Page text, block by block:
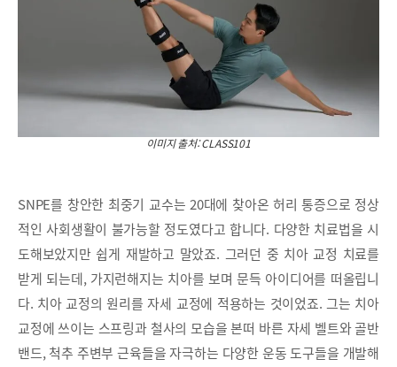
이미지 출처: CLASS101
SNPE를 창안한 최중기 교수는 20대에 찾아온 허리 통증으로 정상
적인 사회생활이 불가능할 정도였다고 합니다. 다양한 치료법을 시
도해보았지만 쉽게 재발하고 말았죠. 그러던 중 치아 교정 치료를
받게 되는데, 가지런해지는 치아를 보며 문득 아이디어를 떠올립니
다. 치아 교정의 원리를 자세 교정에 적용하는 것이었죠. 그는 치아
교정에 쓰이는 스프링과 철사의 모습을 본떠 바른 자세 벨트와 골반
밴드, 척추 주변부 근육들을 자극하는 다양한 운동 도구들을 개발해